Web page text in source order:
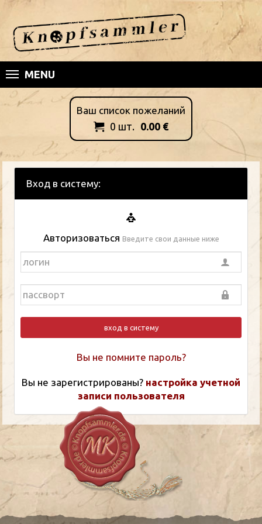
MENU
Ваш список пожеланий
 0 шт. 0.00 €
Вход в систему:
Авторизоваться Введите свои данные ниже
вход в систему
Вы не помните пароль?
Вы не зарегистрированы? настройка учетной
записи пользователя